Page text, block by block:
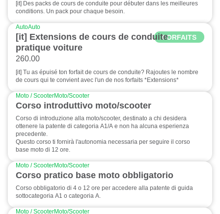
[it] Des packs de cours de conduite pour débuter dans les meilleures
conditions. Un pack pour chaque besoin.
FORFAITS
AutoAuto
[it] Extensions de cours de conduite
pratique voiture
260.00
[it] Tu as épuisé ton forfait de cours de conduite? Rajoutes le nombre
de cours qui te convient avec l'un de nos forfaits *Extensions*
Moto / ScooterMoto/Scooter
Corso introduttivo moto/scooter
Corso di introduzione alla moto/scooter, destinato a chi desidera
ottenere la patente di categoria A1/A e non ha alcuna esperienza
precedente.
Questo corso ti fornirà l'autonomia necessaria per seguire il corso
base moto di 12 ore.
Moto / ScooterMoto/Scooter
Corso pratico base moto obbligatorio
Corso obbligatorio di 4 o 12 ore per accedere alla patente di guida
sottocategoria A1 o categoria A.
Moto / ScooterMoto/Scooter